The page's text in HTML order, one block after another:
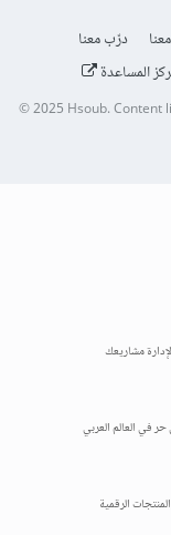
درّب معنا
المساعدة
© 2025Hsoub.